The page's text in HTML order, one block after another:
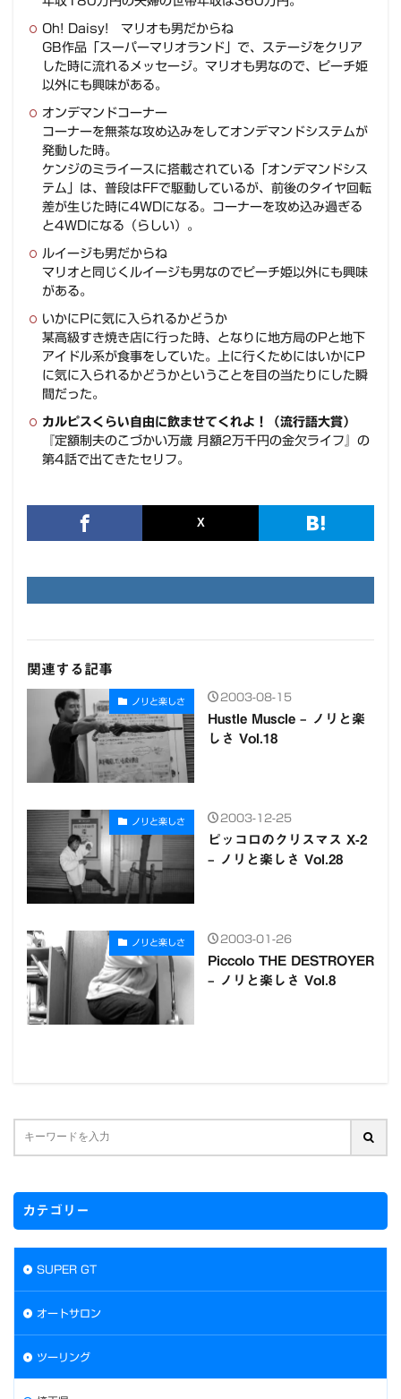
Oh! Daisy! マリオも男だからね
GB作品「スーパーマリオランド」で、ステージをクリア
した時に流れるメッセージ。マリオも男なので、ピーチ姫
以外にも興味がある。
オンデマンドコーナー
コーナーを無茶な攻め込みをしてオンデマンドシステムが
発動した時。
ケンジのミライースに搭載されている「オンデマンドシス
テム」は、普段はFFで駆動しているが、前後のタイヤ回転
差が生じた時に4WDになる。コーナーを攻め込み過ぎる
と4WDになる（らしい）。
ルイージも男だからね
マリオと同じくルイージも男なのでピーチ姫以外にも興味
がある。
いかにPに気に入られるかどうか
某高級すき焼き店に行った時、となりに地方局のPと地下
アイドル系が食事をしていた。上に行くためにはいかにP
に気に入られるかどうかということを目の当たりにした瞬
間だった。
カルピスくらい自由に飲ませてくれよ！（流行語大賞）
『定額制夫のこづかい万歳 月額2万千円の金欠ライフ』の
第4話で出てきたセリフ。
関連する記事
ノリと楽しさ 2003-08-15
Hustle Muscle – ノリと楽
しさ Vol.18
ノリと楽しさ 2003-12-25
ピッコロのクリスマス X-2
– ノリと楽しさ Vol.28
ノリと楽しさ 2003-01-26
Piccolo THE DESTROYER
– ノリと楽しさ Vol.8
カテゴリー
SUPER GT
オートサロン
ツーリング